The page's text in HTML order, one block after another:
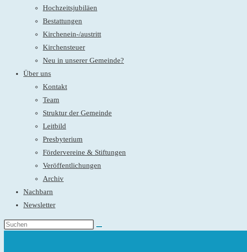
Hochzeitsjubiläen
Bestattungen
Kirchenein-/austritt
Kirchensteuer
Neu in unserer Gemeinde?
Über uns
Kontakt
Team
Struktur der Gemeinde
Leitbild
Presbyterium
Fördervereine & Stiftungen
Veröffentlichungen
Archiv
Nachbarn
Newsletter